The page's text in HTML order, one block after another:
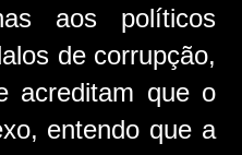
aos políticos
de corrupção,
acreditam que o
entendo que a